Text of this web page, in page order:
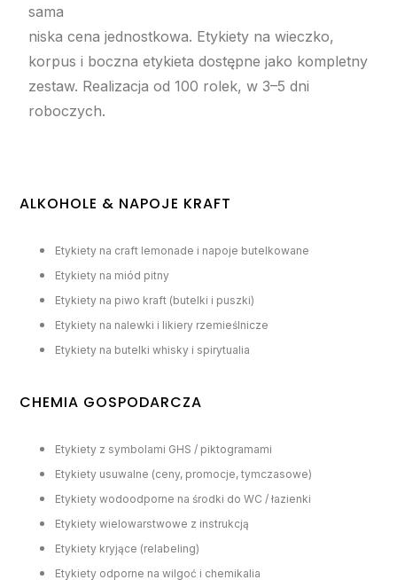
sama
niska cena jednostkowa. Etykiety na wieczko,
korpus i boczna etykieta dostępne jako kompletny
zestaw. Realizacja od 100 rolek, w 3–5 dni
roboczych.
ALKOHOLE & NAPOJE KRAFT
Etykiety na craft lemonade i napoje butelkowane
Etykiety na miód pitny
Etykiety na piwo kraft (butelki i puszki)
Etykiety na nalewki i likiery rzemieślnicze
Etykiety na butelki whisky i spirytualia
CHEMIA GOSPODARCZA
Etykiety z symbolami GHS / piktogramami
Etykiety usuwalne (ceny, promocje, tymczasowe)
Etykiety wodoodporne na środki do WC / łazienki
Etykiety wielowarstwowe z instrukcją
Etykiety kryjące (relabeling)
Etykiety odporne na wilgoć i chemikalia